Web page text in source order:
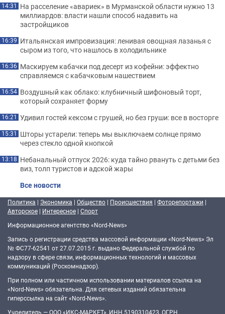
14:31 На расселение «авариек» в Мурманской области нужно 13
миллиардов: власти нашли способ надавить на
застройщиков
16:39 Итальянская импровизация: ленивая овощная лазанья с
сыром из того, что нашлось в холодильнике
16:36 Маскируем кабачки под десерт из кофейни: эффектно
справляемся с кабачковым нашествием
16:54 Воздушный как облако: клубничный шифоновый торт,
который сохраняет форму
16:21 Удивил гостей кексом с грушей, но без груши: все в восторге
15:31 Шторы устарели: теперь мы выключаем солнце прямо
через стекло одной кнопкой
13:18 Небанальный отпуск 2026: куда тайно рвануть с детьми без
виз, толп туристов и адской жары
Все новости
Политика | Экономика | Общество | Происшествия | Фоторепортажи |
Авторское | Интересное | Спорт
Информационное агентство «Nord-News»
Запись о регистрации средства массовой информации «Nord-News» Эл
№ ФС77-62541 от 27.07.2015 г. выдано Федеральной службой по
надзору в сфере связи, информационных технологий и массовых
коммуникаций (Роскомнадзор).
При полном или частичном использовании материалов ссылка на
«Nord-News» обязательна. Для сетевых изданий обязательна
гиперссылка на сайт «Nord-News».
Учредитель — ООО «ИКС-МАРКЕТ», ИНН 5190310423, ОГРН